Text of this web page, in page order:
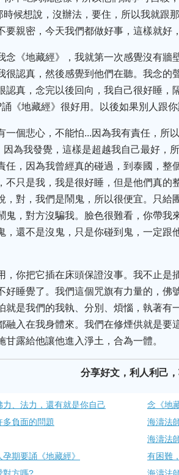
候想說，沒辦法，要住，所以我就跟
親密，今天我們都做好事，這樣就好
念《地藏經》，我就第一次感覺沒有
很認真，然後感覺到他們在聽。我念
認真，念完以後回向，我自己很好睡，
《地藏經》很好用。以後如果別人跟
一個悲心，不能怕...因為我有責任，所
為我發覺，這樣是超越我自己最好，
任，因為我曾經真的碰過，到泰國，整
不只是我，我是很好睡，但是他們真
，對，我們是鬧鬼，所以很便宜。只
鬼，對方沒騙我。臉色很難看，你帶我
，還不是沒鬼，只是你碰到鬼，一定
，你把它插在床頭保證沒事。我不止
好睡覺了。我們這個咒旗有力量的，
就是我們的我執、分別、煩惱，執著
融入在我身體來。我們在修煙供就是
露給他讓他進入淨土，合為一體。
分享好文，利人利己
、法力，還有就是你自己
念《地
負面的問題
海濤法
海濤法
期要誦《地藏經》
有困難